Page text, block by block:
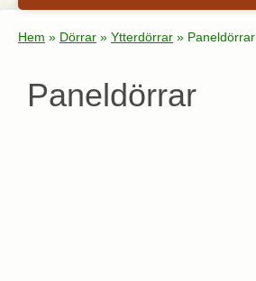
Hem » Dörrar » Ytterdörrar » Paneldörrar
Paneldörrar